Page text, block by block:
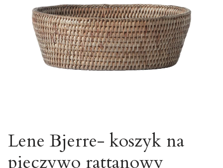
Lene Bjerre- koszyk na
pieczywo rattanowy